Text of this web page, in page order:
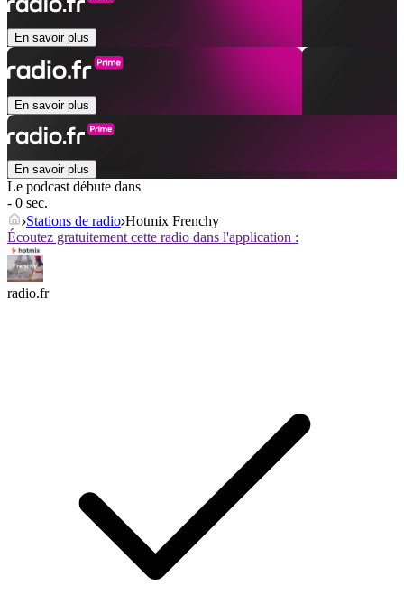
En savoir plus
En savoir plus
En savoir plus
Le podcast débute dans
- 0 sec.
Stations de radio Hotmix Frenchy
Écoutez gratuitement cette radio dans l'application :
radio.fr